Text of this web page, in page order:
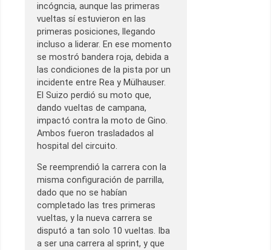
incógncia, aunque las primeras
vueltas sí estuvieron en las
primeras posiciones, llegando
incluso a liderar. En ese momento
se mostró bandera roja, debida a
las condiciones de la pista por un
incidente entre Rea y Mülhauser.
El Suizo perdió su moto que,
dando vueltas de campana,
impactó contra la moto de Gino.
Ambos fueron trasladados al
hospital del circuito.
Se reemprendió la carrera con la
misma configuración de parrilla,
dado que no se habían
completado las tres primeras
vueltas, y la nueva carrera se
disputó a tan solo 10 vueltas. Iba
a ser una carrera al sprint, y que